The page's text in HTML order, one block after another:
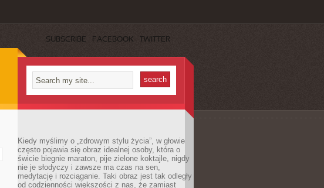
SUBSCRIBE FACEBOOK TWITTER
Kiedy myślimy o „zdrowym stylu życia”, w głowie
często pojawia się obraz idealnej osoby, która o
świcie biegnie maraton, pije zielone koktajle, nigdy
nie je słodyczy i zawsze ma czas na sen,
medytację i rozciąganie. Taki obraz jest tak odległy
od codzienności większości z nas, że zamiast